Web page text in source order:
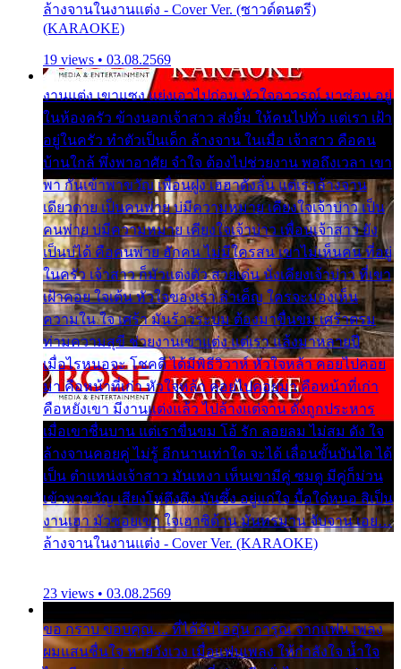
ล้างจานในงานแต่ง - Cover Ver. (ซาวด์ดนตรี)
(KARAOKE)
19 views • 03.08.2569
งานแต่ง เขาแซง แย่งเอาไปก่อน หัวใจอาวรณ์ มาซ่อน อยู่
ในห้องครัว ข้างนอกเจ้าสาว ส่งยิ้ม ให้คนไปทั่ว แต่เรา เฝ้า
อยู่ในครัว ทำตัวเป็นเด็ก ล้างจาน ในเมื่อ เจ้าสาว คือคน
บ้านใกล้ พึ่งพาอาศัย จำใจ ต้องไปช่วยงาน พอถึงเวลา เขา
พา กันเข้าพาขวัญ เพื่อนฝูง เฮฮาดังลั่น แต่เราล้างจาน
เดียวดาย เป็นคนพ่าย บ่มีความหมาย เคียงใจเจ้าบ่าว เป็น
คนพ่าย บ่มีความหมาย เคียงใจเจ้าบ่าว เพื่อนเจ้าสาว ยัง
เป็นบ่ได้ คือคนพ่าย ฮักคน ไม่มีใครสน เขาไม่เห็นคน ที่อยู่
ในครัว เจ้าสาว ก็มัวแต่งตัว สวยเด่น นั่งเคียงเจ้าบ่าว ที่เขา
เฝ้าคอย ใจเต้น หัวใจของเรา ลำเค็ญ ใครจะมองเห็น
ความใน ใจ เศร้า มันร้าวระบม ต้องมาขื่นขม เศร้าตรม
ท่ามความสุขี ช่วยงานเขาแต่ง แต่เรา แล้งมาหลายปี
เมื่อไรหนอจะ โชคดี ได้มีพิธีวิวาห์ หัวใจหล้า คอยไปคอย
มา คือหน้าที่เก่า หัวใจหล้า คอยไปคอยมา คือหน้าที่เก่า
คือหยังเขา มีงานแต่งแล้ว ไปล้างแต่จาน ดั่งถูกประหาร
เมื่อเขาชื่นบาน แต่เราขื่นขม โอ้ รัก ลอยลม ไม่สม ดัง ใจ
ล้างจานคอยคู่ ไม่รู้ อีกนานเท่าใด จะได้ เลื่อนขั้นบันได ได้
เป็น ตำแหน่งเจ้าสาว มันเหงา เห็นเขามีคู่ ซมดู มีคู่ก็ม่วน
เข้าพาขวัญ เสียงโห่ตึงตึง มันซึ้ง อยู่แก่ใจ มื้อใด๋หนอ สิเป็น
งานเฮา มัวซอยเขา ใจเฮาซิด้าน มันทรมาน จับจาน เอย…
ล้างจานในงานแต่ง - Cover Ver. (KARAOKE)
23 views • 03.08.2569
ขอ กราบ ขอบคุณ.... ที่ได้รับไออุ่น การุณ จากแฟน เพลง
ผมแสนชื่นใจ หายวังเวง เมื่อแฟนเพลง ให้กำลังใจ น้ำใจ